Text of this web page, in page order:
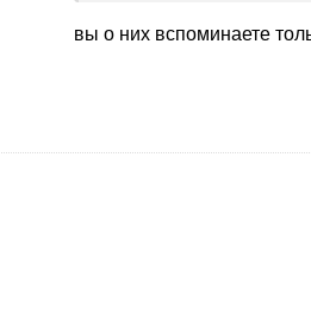
вы о них вспоминаете